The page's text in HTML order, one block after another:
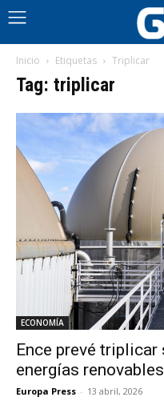
Inicio Etiquetas Triplicar
Tag: triplicar
ECONOMÍA
Ence prevé triplicar
energías
Europa Press - 13 abril, 2026